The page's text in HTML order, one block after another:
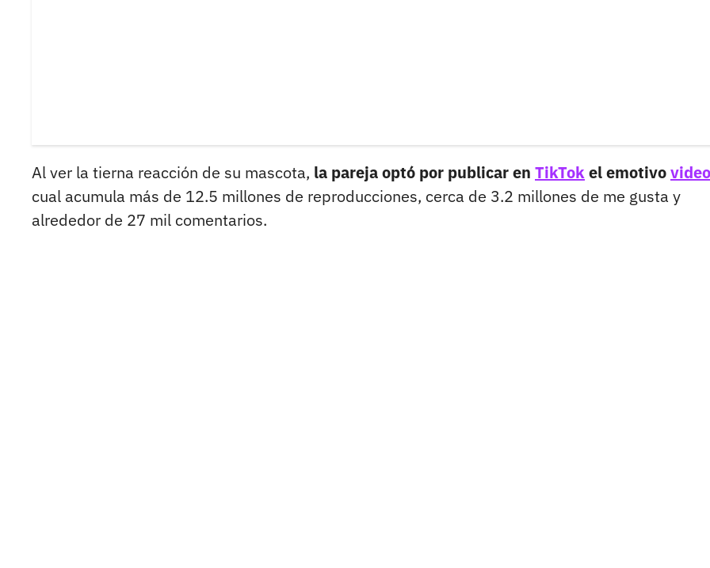
Al ver la tierna reacción de su mascota, la pareja optó por publicar en TikTokel emotivovideo
cual acumula más de 12.5 millones de reproducciones, cerca de 3.2 millones de me gusta y
alrededor de 27 mil comentarios.